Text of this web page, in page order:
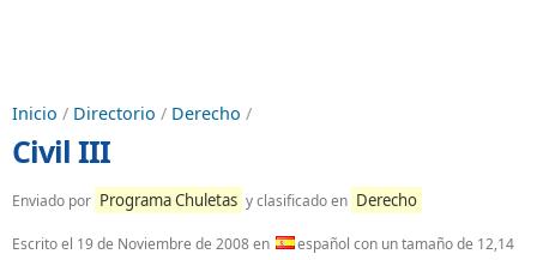
Inicio / Directorio / Derecho /
Civil III
Enviado por Programa Chuletas y clasificado en Derecho
Escrito el 19 de Noviembre de 2008en español con un tamaño de 12,14